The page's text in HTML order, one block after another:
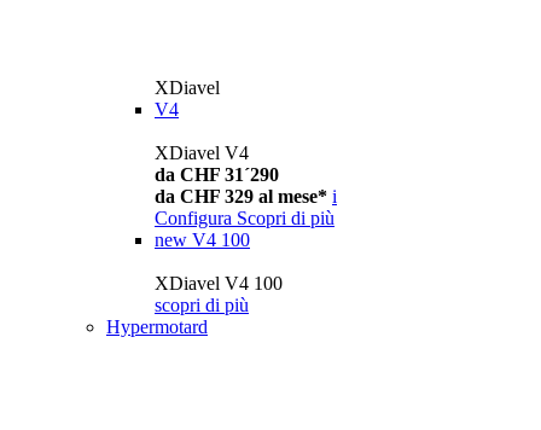
XDiavel
V4
XDiavel V4
da CHF 31´290
da CHF 329 al mese* i
Configura Scopri di più
new V4 100
XDiavel V4 100
scopri di più
Hypermotard